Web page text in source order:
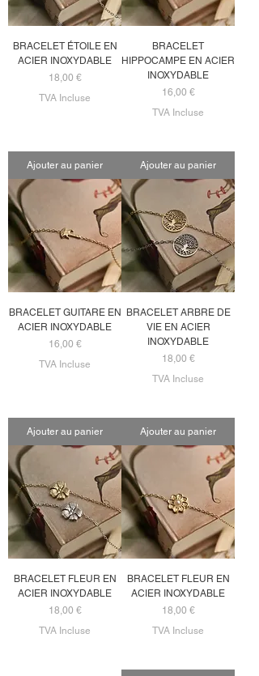
BRACELET ÉTOILE EN
ACIER INOXYDABLE
Prix
18,00 €
TVA Incluse
Ajouter au panier
BRACELET
HIPPOCAMPE EN ACIER
INOXYDABLE
Prix
16,00 €
TVA Incluse
Ajouter au panier
BRACELET GUITARE EN
ACIER INOXYDABLE
Prix
16,00 €
TVA Incluse
Ajouter au panier
BRACELET ARBRE DE
VIE EN ACIER
INOXYDABLE
Prix
18,00 €
TVA Incluse
Ajouter au panier
BRACELET FLEUR EN
ACIER INOXYDABLE
Prix
18,00 €
TVA Incluse
BRACELET FLEUR EN
ACIER INOXYDABLE
Prix
18,00 €
TVA Incluse